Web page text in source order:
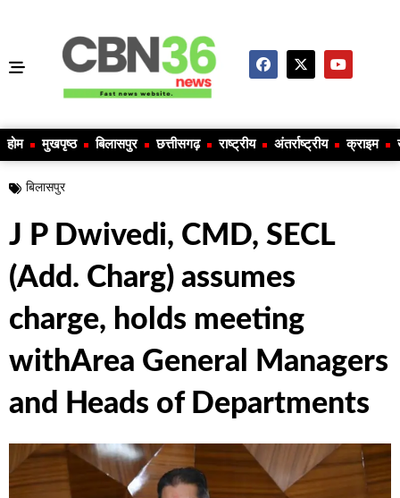
होम मुखपृष्ठ बिलासपुर छत्तीसगढ़ राष्ट्रीय अंतर्राष्ट्रीय क्राइम
बिलासपुर
J P Dwivedi, CMD, SECL
(Add. Charg) assumes
charge, holds meeting
withArea General Managers
and Heads of Departments